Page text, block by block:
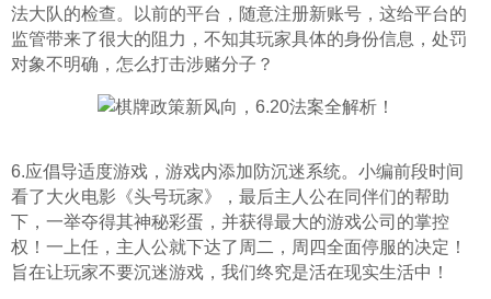
法大队的检查。以前的平台，随意注册新账号，这给平台的
监管带来了很大的阻力，不知其玩家具体的身份信息，处罚
对象不明确，怎么打击涉赌分子？
6.应倡导适度游戏，游戏内添加防沉迷系统。小编前段时间
看了大火电影《头号玩家》，最后主人公在同伴们的帮助
下，一举夺得其神秘彩蛋，并获得最大的游戏公司的掌控
权！一上任，主人公就下达了周二，周四全面停服的决定！
旨在让玩家不要沉迷游戏，我们终究是活在现实生活中！